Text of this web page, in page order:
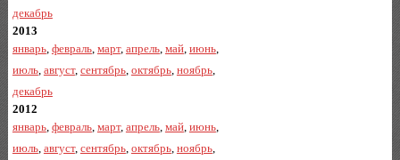
декабрь
2013
январь, февраль, март, апрель, май, июнь,
июль, август, сентябрь, октябрь, ноябрь,
декабрь
2012
январь, февраль, март, апрель, май, июнь,
июль, август, сентябрь, октябрь, ноябрь,